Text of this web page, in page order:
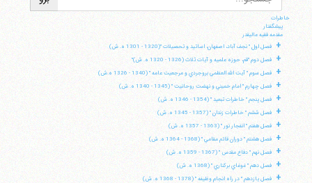
خاطرات
پيشگفتار
مقدمه فقيه عاليقدر
+ فصل اول " نجف آباد، اصفهان، اساتيد و تحصيلات "(1320 - 1301 ه. ش)
+ فصل دوم "قم، حوزه علميه و آيات ثلاث (1326 - 1320 ه. ش)"
+ فصل سوم " آيت الله العظمي بروجردي و مرجعيت عامه " (1340 - 1326 ه.ش)
+ فصل چهارم " امام خميني و نهضت روحانيت " (1345 - 1340 ه. ش)
+ فصل پنجم " خاطرات تبعيد " (1354 - 1346 ه. ش)
+ فصل ششم " خاطرات زندان " (1357 - 1345 ه. ش)
+ فصل هفتم " انفجار نور " (1363 - 1357 ه. ش)
+ فصل هشتم " دوران قائم مقامي " (1368 - 1364 ه. ش)
+ فصل نهم " دفاع مقدس " (1367 - 1359 ه. ش)
+ فصل دهم " غوغاي بركناري " (1368 ه. ش)
+
فصل يازدهم " در راه انجام وظيفه " (1378 - 1368 ه. ش)